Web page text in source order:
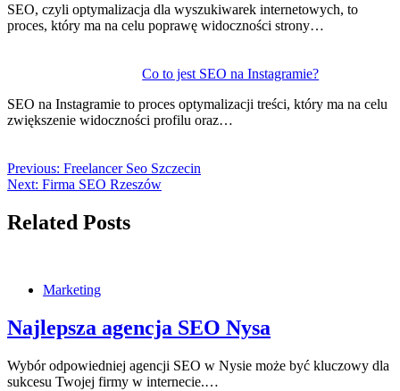
SEO, czyli optymalizacja dla wyszukiwarek internetowych, to
proces, który ma na celu poprawę widoczności strony…
Co to jest SEO na Instagramie?
SEO na Instagramie to proces optymalizacji treści, który ma na celu
zwiększenie widoczności profilu oraz…
Previous: Freelancer Seo Szczecin
Next: Firma SEO Rzeszów
Related Posts
Marketing
Najlepsza agencja SEO Nysa
Wybór odpowiedniej agencji SEO w Nysie może być kluczowy dla
sukcesu Twojej firmy w internecie.…